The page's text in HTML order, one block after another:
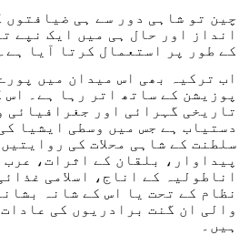
چین تو شاہی دور سے ہی ضیافتوں
انداز اور حال ہی میں ایک نپے
کے طور پر استعمال کرتا آیا ہے۔
اب ترکیہ بھی اس میدان میں
پوزیشن کے ساتھ اتر رہا ہے۔ اس
تاریخی گہرائی اور جغرافیائی
دستیاب ہے جس میں وسطی ایشیا
سلطنت کے شاہی محلات کی
پیداوار، بلقان کے اثرات، عرب
اناطولیہ کے اناج، اسلامی
نظام کے تحت یا اس کے شانہ
والی ان گنت برادریوں کی
ہیں۔